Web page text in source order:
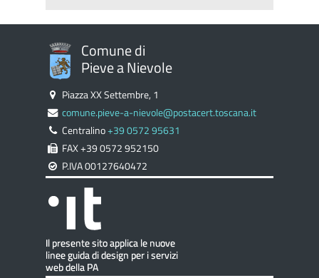
Comune di
Pieve a Nievole
Piazza XX Settembre, 1
comune.pieve-a-nievole@postacert.toscana.it
Centralino+39 0572 95631
FAX +39 0572 952150
P.IVA 00127640472